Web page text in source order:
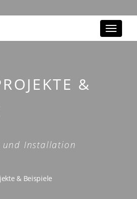
Toggle
&
und Installation
& Beispiele